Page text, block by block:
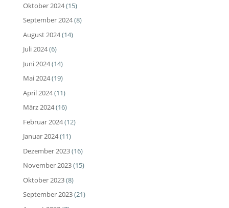
Oktober 2024(15)
September 2024(8)
August 2024(14)
Juli 2024(6)
Juni 2024(14)
Mai 2024(19)
April 2024(11)
März 2024(16)
Februar 2024(12)
Januar 2024(11)
Dezember 2023(16)
November 2023(15)
Oktober 2023(8)
September 2023(21)